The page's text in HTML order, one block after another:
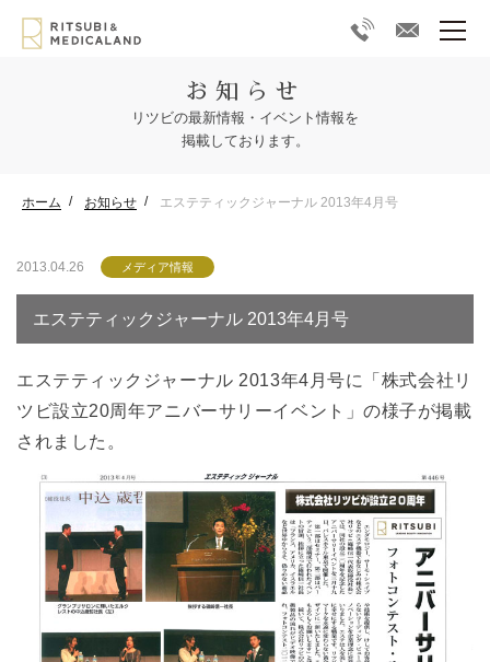
お知らせ
リツビの最新情報・イベント情報を
掲載しております。
ホーム お知らせ エステティックジャーナル 2013年4月号
2013.04.26 メディア情報
エステティックジャーナル 2013年4月号
エステティックジャーナル 2013年4月号に「株式会社リ
ツビ設立20周年アニバーサリーイベント」の様子が掲載
されました。